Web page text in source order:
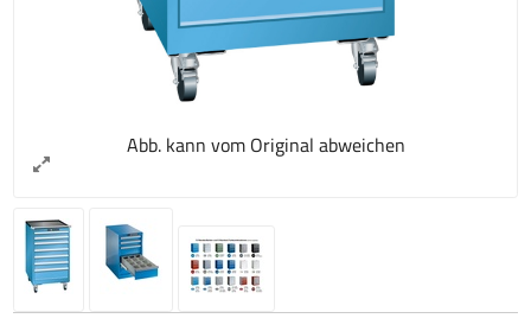
Abb. kann vom Original abweichen